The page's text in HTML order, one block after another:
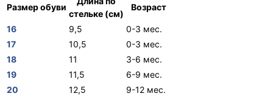
Размер обуви
стельке (см)
Возраст
16 9,5
0-3 мес.
17
10,5
0-3 мес.
18
11
3-6 мес.
19
11,5
6-9 мес.
20
12,5 9-12 мес.